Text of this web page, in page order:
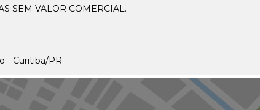
SEM VALOR COMERCIAL.
- Curitiba/PR